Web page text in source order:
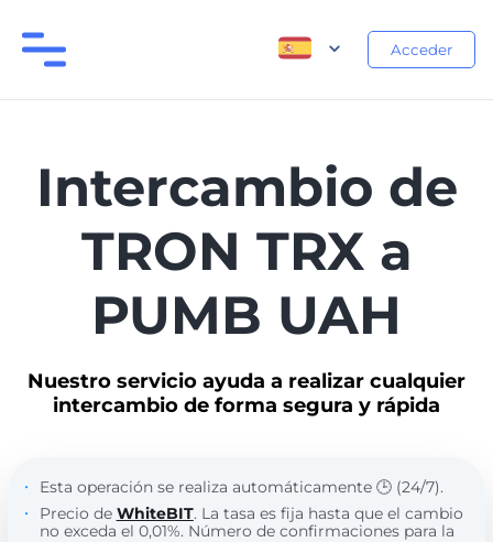
Acceder
Intercambio de
TRON TRX a
PUMB UAH
Nuestro servicio ayuda a realizar cualquier
intercambio de forma segura y rápida
Esta operación se realiza automáticamente 🕒 (24/7).
Precio de WhiteBIT. La tasa es fija hasta que el cambio
no exceda el 0,01%. Número de confirmaciones para la